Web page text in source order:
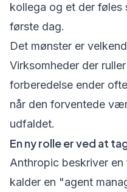
kollega og et der føles
første dag.
Det mønster er
Virksomheder der
forberedelse ender
når den forventede
udfaldet.
En ny rolle er ved at
Anthropic beskriver
kalder en "agent